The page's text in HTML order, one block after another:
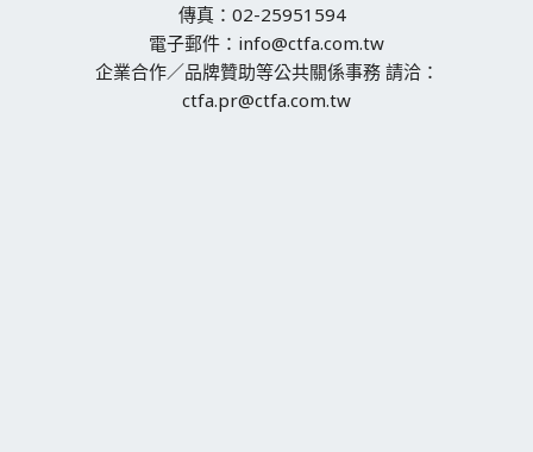
傳真：02-25951594
電子郵件：info@ctfa.com.tw
企業合作／品牌贊助等公共關係事務 請洽：
ctfa.pr@ctfa.com.tw